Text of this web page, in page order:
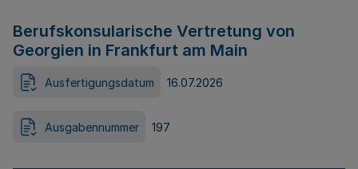
Berufskonsularische Vertretung von
Georgien in Frankfurt am Main
Ausfertigungsdatum 16.07.2026
Ausgabennummer 197